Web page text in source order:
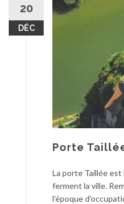
20
DÉC
Porte
La porte Taillée est
ferment la ville.
l’époque